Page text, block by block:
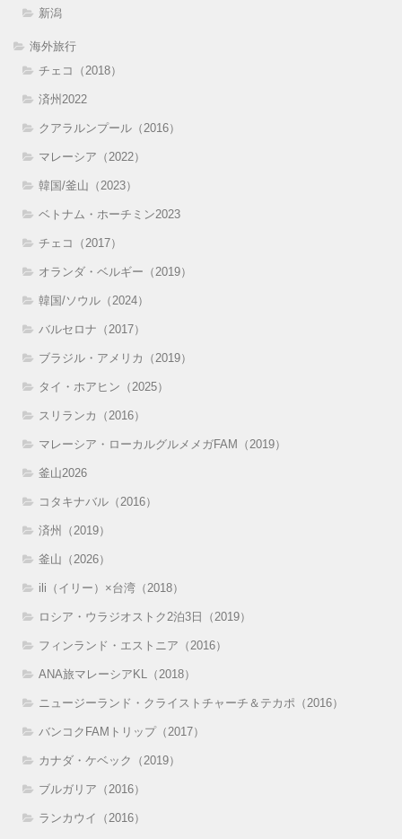
新潟
海外旅行
チェコ（2018）
済州2022
クアラルンプール（2016）
マレーシア（2022）
韓国/釜山（2023）
ベトナム・ホーチミン2023
チェコ（2017）
オランダ・ベルギー（2019）
韓国/ソウル（2024）
バルセロナ（2017）
ブラジル・アメリカ（2019）
タイ・ホアヒン（2025）
スリランカ（2016）
マレーシア・ローカルグルメメガFAM（2019）
釜山2026
コタキナバル（2016）
済州（2019）
釜山（2026）
ili（イリー）×台湾（2018）
ロシア・ウラジオストク2泊3日（2019）
フィンランド・エストニア（2016）
ANA旅マレーシアKL（2018）
ニュージーランド・クライストチャーチ＆テカポ（2016）
バンコクFAMトリップ（2017）
カナダ・ケベック（2019）
ブルガリア（2016）
ランカウイ（2016）